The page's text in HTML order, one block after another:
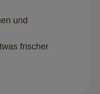
und
frischer